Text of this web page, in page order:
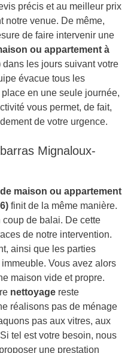
précis et au meilleur prix
notre venue. De même,
de faire intervenir une
ou appartement à
dans les jours suivant votre
évacue tous les
en une seule journée,
vous permet, de fait,
de votre urgence.
Mignaloux-
maison ou appartement
finit de la même manière.
de balai. De cette
de notre intervention.
ainsi que les parties
immeuble. Vous avez alors
maison vide et propre.
nettoyage reste
réalisons pas de ménage
pas aux vitres, aux
tel est votre besoin, nous
une prestation